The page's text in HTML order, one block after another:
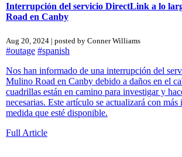
Interrupción del servicio DirectLink a lo
Road en Canby
Aug 20, 2024 | posted by Conner Williams
#outage #spanish
Nos han informado de una interrupción del
Mulino Road en Canby debido a daños en el
cuadrillas están en camino para investigar y
necesarias. Este artículo se actualizará con
medida que esté disponible.
Full Article